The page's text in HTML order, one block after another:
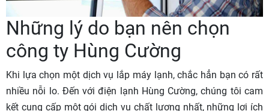
Những lý do bạn nên chọn
công ty Hùng Cường
Khi lựa chọn một dịch vụ lắp máy lạnh, chắc hẳn bạn có rất
nhiều nỗi lo. Đến với điện lạnh Hùng Cường, chúng tôi cam
kết cung cấp một gói dịch vụ chất lượng nhất, những lợi ích